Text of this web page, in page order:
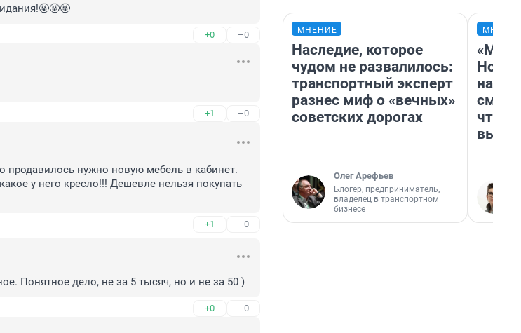
+0 –0
+1 –0
продавилось нужно новую мебель в кабинет.
у него кресло!!! Дешевле нельзя покупать
+1 –0
Понятное дело, не за 5 тысяч, но и не за 50 )
+0 –0
МНЕНИЕ
Наследие, которое
чудом не развалилось:
транспортный эксперт
разнес миф о «вечных»
советских дорогах
Олег Арефьев
Блогер, предприниматель,
владелец в транспортном
бизнесе
«Мы